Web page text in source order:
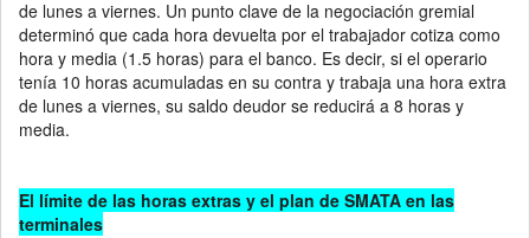
de lunes a viernes. Un punto clave de la negociación gremial
determinó que cada hora devuelta por el trabajador cotiza como
hora y media (1.5 horas) para el banco. Es decir, si el operario
tenía 10 horas acumuladas en su contra y trabaja una hora extra
de lunes a viernes, su saldo deudor se reducirá a 8 horas y
media.
El límite de las horas extras y el plan de SMATA en las
terminales